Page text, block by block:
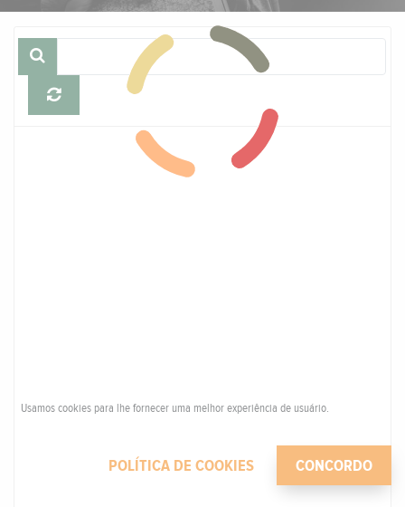
Usamos cookies para lhe fornecer uma melhor experiência de usuário.
POLÍTICA DE COOKIES CONCORDO